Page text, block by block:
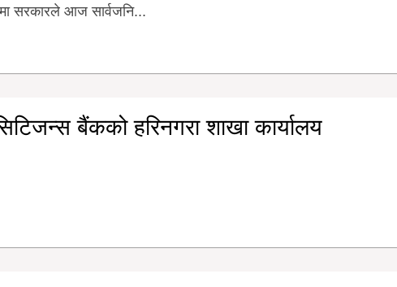
सरकारले आज सार्वजनि...
बैंकको हरिनगरा शाखा कार्यालय